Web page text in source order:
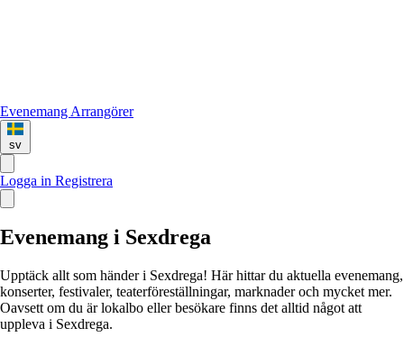
Evenemang Arrangörer
sv
Logga in Registrera
Evenemang i Sexdrega
Upptäck allt som händer i Sexdrega! Här hittar du aktuella evenemang,
konserter, festivaler, teaterföreställningar, marknader och mycket mer.
Oavsett om du är lokalbo eller besökare finns det alltid något att
uppleva i Sexdrega.